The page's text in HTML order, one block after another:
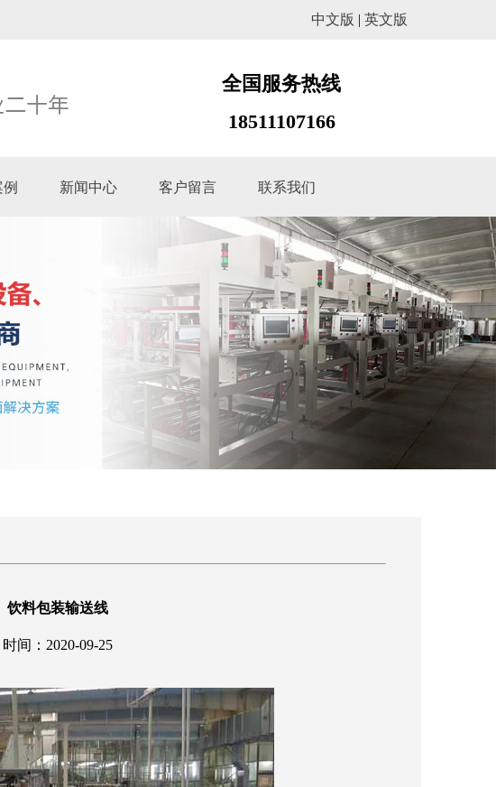
中文版 | 英文版
全国服务热线
18511107166
新闻中心 客户留言 联系我们
饮料包装输送线
时间：2020-09-25